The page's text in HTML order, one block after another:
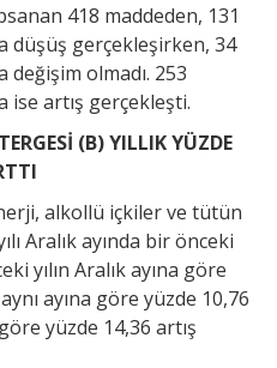
418 maddeden, 131
düşüş gerçekleşirken, 34
olmadı. 253
ise artış gerçekleşti.
(B) YILLIK YÜZDE
alkollü içkiler ve tütün
Aralık ayında bir önceki
yılın Aralık ayına göre
ayına göre yüzde 10,76
yüzde 14,36 artış